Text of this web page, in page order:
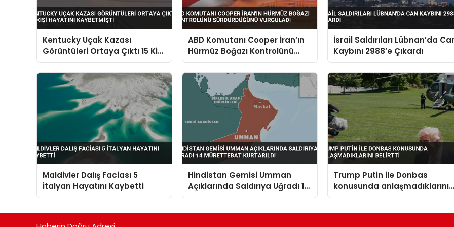
Kentucky Uçak Kazası
Görüntüleri Ortaya Çıktı 15 Kişi
Hayatını Kaybetmişti
ABD Komutanı Cooper İran’ın
Hürmüz Boğazı Kontrolünü
Sürdürdüğünü Vurguladı
İsrail Saldırıları Lübnan’da
Kaybını 2988’e Çıkardı
Maldivler Dalış Faciası 5
İtalyan Hayatını Kaybetti
Hindistan Gemisi Umman
Açıklarında Saldırıya Uğradı 14
Mürettebat Kurtarıldı
Trump Putin ile Donbas
konusunda anlaşmadıklarını
belirtti